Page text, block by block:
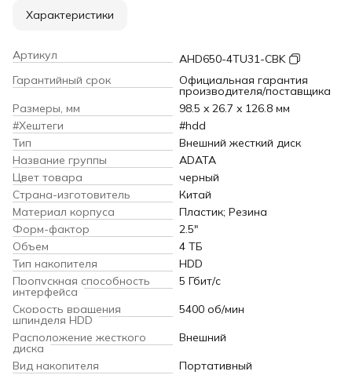
Характеристики
Артикул
AHD650-4TU31-CBK
Гарантийный срок
Официальная гарантия
производителя/поставщика
Размеры, мм
98.5 x 26.7 x 126.8 мм
#Хештеги
#hdd
Тип
Внешний жесткий диск
Название группы
ADATA
Цвет товара
черный
Страна-изготовитель
Китай
Материал корпуса
Пластик; Резина
Форм-фактор
2.5"
Объем
4 ТБ
Тип накопителя
HDD
Пропускная способность
интерфейса
5 Гбит/с
Скорость вращения
шпинделя HDD
5400 об/мин
Расположение жесткого
диска
Внешний
Вид накопителя
Портативный